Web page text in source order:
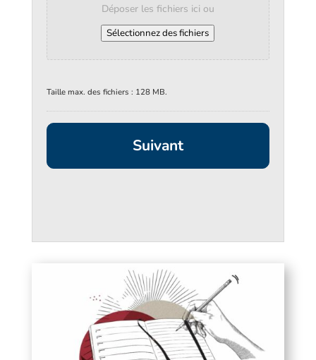
Déposer les fichiers ici ou
Sélectionnez des fichiers
Taille max. des fichiers : 128 MB.